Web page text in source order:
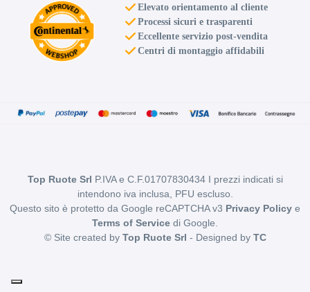
Elevato orientamento al cliente
Processi sicuri e trasparenti
Eccellente servizio post-vendita
Centri di montaggio affidabili
Top Ruote Srl P.IVA e C.F.01707830434 I prezzi indicati si
intendono iva inclusa, PFU escluso.
Questo sito è protetto da Google reCAPTCHA v3 Privacy Policy e
Terms of Service di Google.
© Site created by Top Ruote Srl - Designed by TC